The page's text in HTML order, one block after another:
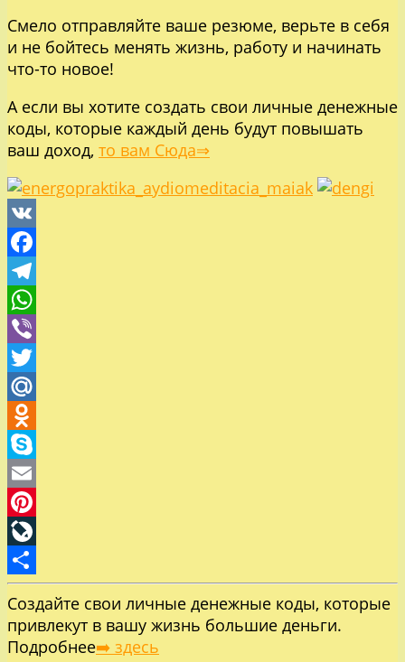
Смело отправляйте ваше резюме, верьте в себя
и не бойтесь менять жизнь, работу и начинать
что-то новое!
А если вы хотите создать свои личные денежные
коды, которые каждый день будут повышать
ваш доход, то вам Сюда⇒
VK
Facebook
Telegram
WhatsApp
Viber
Twitter
Mail.Ru
Odnoklassniki
Skype
Email
Pinterest
LiveJournal
Отправить
Создайте свои личные денежные коды, которые
привлекут в вашу жизнь большие деньги.
Подробнее➡️ здесь